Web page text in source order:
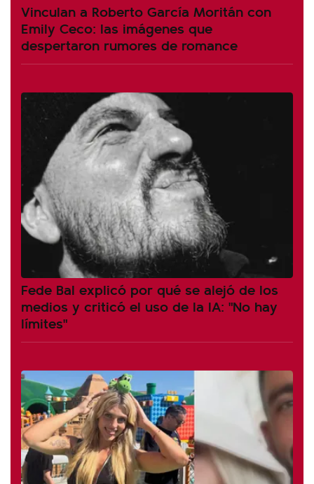
Vinculan a Roberto García Moritán con
Emily Ceco: las imágenes que
despertaron rumores de romance
Fede Bal explicó por qué se alejó de los
medios y criticó el uso de la IA: "No hay
límites"